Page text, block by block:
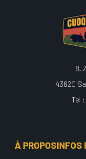
8,
43620
Tel
À PROPOSINFOS